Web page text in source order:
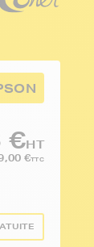
€HT
€TTC